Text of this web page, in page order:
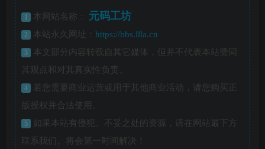
1 本网站名称： 元码工坊
2 本站永久网址： https://bbs.llla.cn
3
本文部分内容转载自其它媒体，但并不代表本站赞同
其观点和对其真实性负责。
4
若您需要商业运营或用于其他商业活动，请您购买正
版授权并合法使用。
5
如果本站有侵犯、不妥之处的资源，请在网站最下方
联系我们。将会第一时间解决！